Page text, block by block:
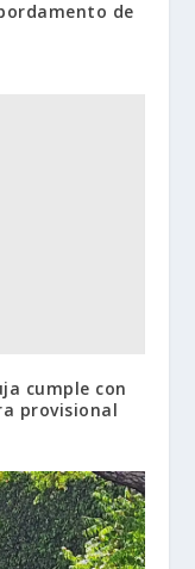
de
cumple con
provisional